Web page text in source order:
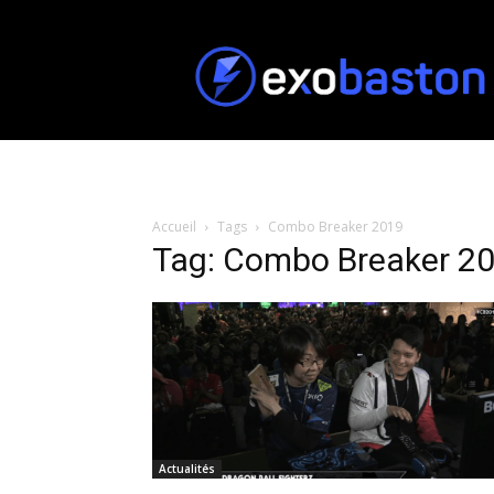
Accueil Tags Combo Breaker 2019
Tag: Combo Breaker
Actualités